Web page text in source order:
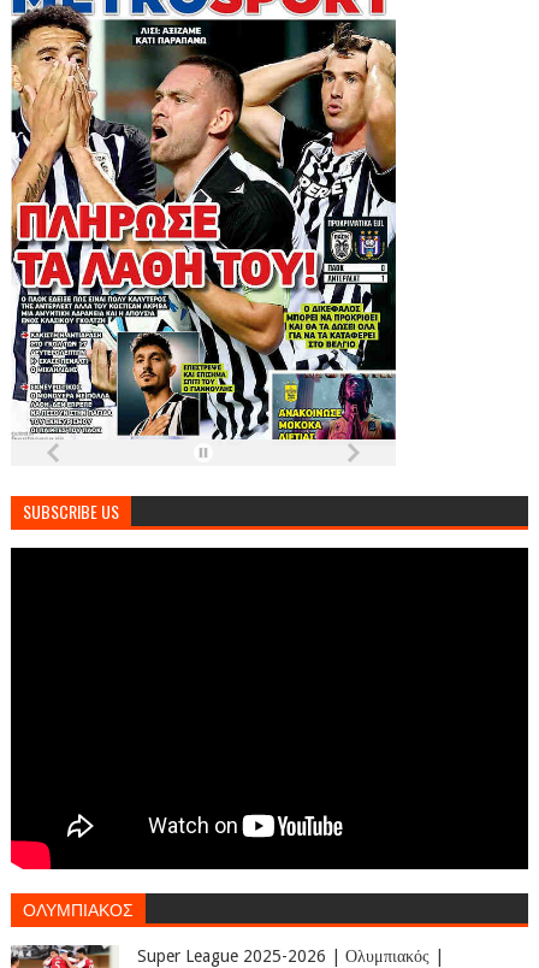
SUBSCRIBE US
ΟΛΥΜΠΙΑΚΟΣ
Super League 2025-2026 | Ολυμπιακός |